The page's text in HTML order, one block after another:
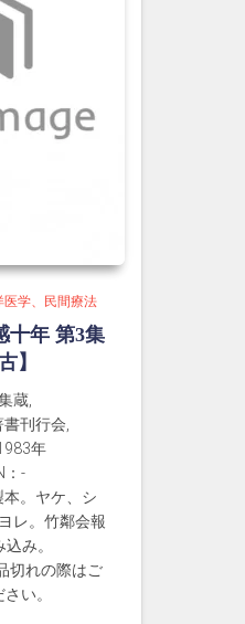
医学、民間療法
十年 第3集
】
蔵,
刊行会,
年
：-
本。ヤケ、シ
レ。竹鄰会報
み。
切れの際はご
い。